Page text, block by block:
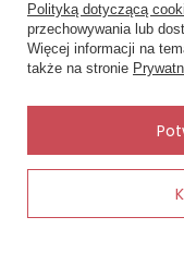
Polityką dotyczącą
przechowywania lub
Więcej informacji na
także na stronie